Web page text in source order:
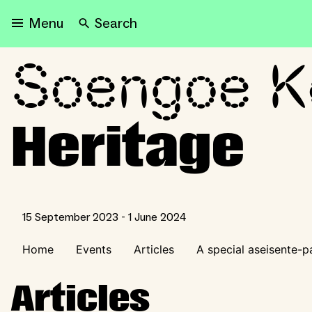
Menu Search
Soengoe Kondre /
Soengoe
Heritage
15 September 2023 - 1 June 2024
Home Events Articles A special aseisente-
Articles